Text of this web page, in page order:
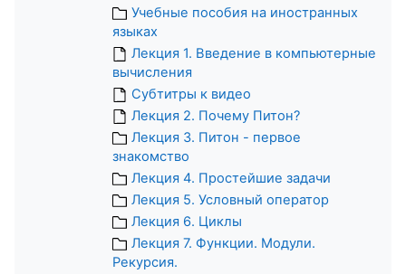
Учебные пособия на иностранных
языках
Лекция 1. Введение в компьютерные
вычисления
Субтитры к видео
Лекция 2. Почему Питон?
Лекция 3. Питон - первое
знакомство
Лекция 4. Простейшие задачи
Лекция 5. Условный оператор
Лекция 6. Циклы
Лекция 7. Функции. Модули.
Рекурсия.